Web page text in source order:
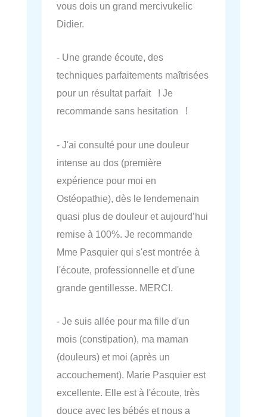
vous dois un grand mercivukelic
Didier.
- Une grande écoute, des
techniques parfaitements maîtrisées
pour un résultat parfait ! Je
recommande sans hesitation !
- J'ai consulté pour une douleur
intense au dos (première
expérience pour moi en
Ostéopathie), dès le lendemenain
quasi plus de douleur et aujourd’hui
remise à 100%. Je recommande
Mme Pasquier qui s'est montrée à
l'écoute, professionnelle et d'une
grande gentillesse. MERCI.
- Je suis allée pour ma fille d'un
mois (constipation), ma maman
(douleurs) et moi (après un
accouchement). Marie Pasquier est
excellente. Elle est à l'écoute, très
douce avec les bébés et nous a